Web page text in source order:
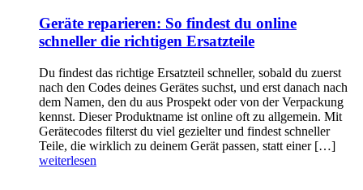
Geräte reparieren: So findest du online
schneller die richtigen Ersatzteile
Du findest das richtige Ersatzteil schneller, sobald du zuerst
nach den Codes deines Gerätes suchst, und erst danach nach
dem Namen, den du aus Prospekt oder von der Verpackung
kennst. Dieser Produktname ist online oft zu allgemein. Mit
Gerätecodes filterst du viel gezielter und findest schneller
Teile, die wirklich zu deinem Gerät passen, statt einer […]
weiterlesen